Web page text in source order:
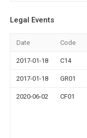
Legal Events
Date Code
2017-01-18 C14
2017-01-18 GR01
2020-06-02 CF01